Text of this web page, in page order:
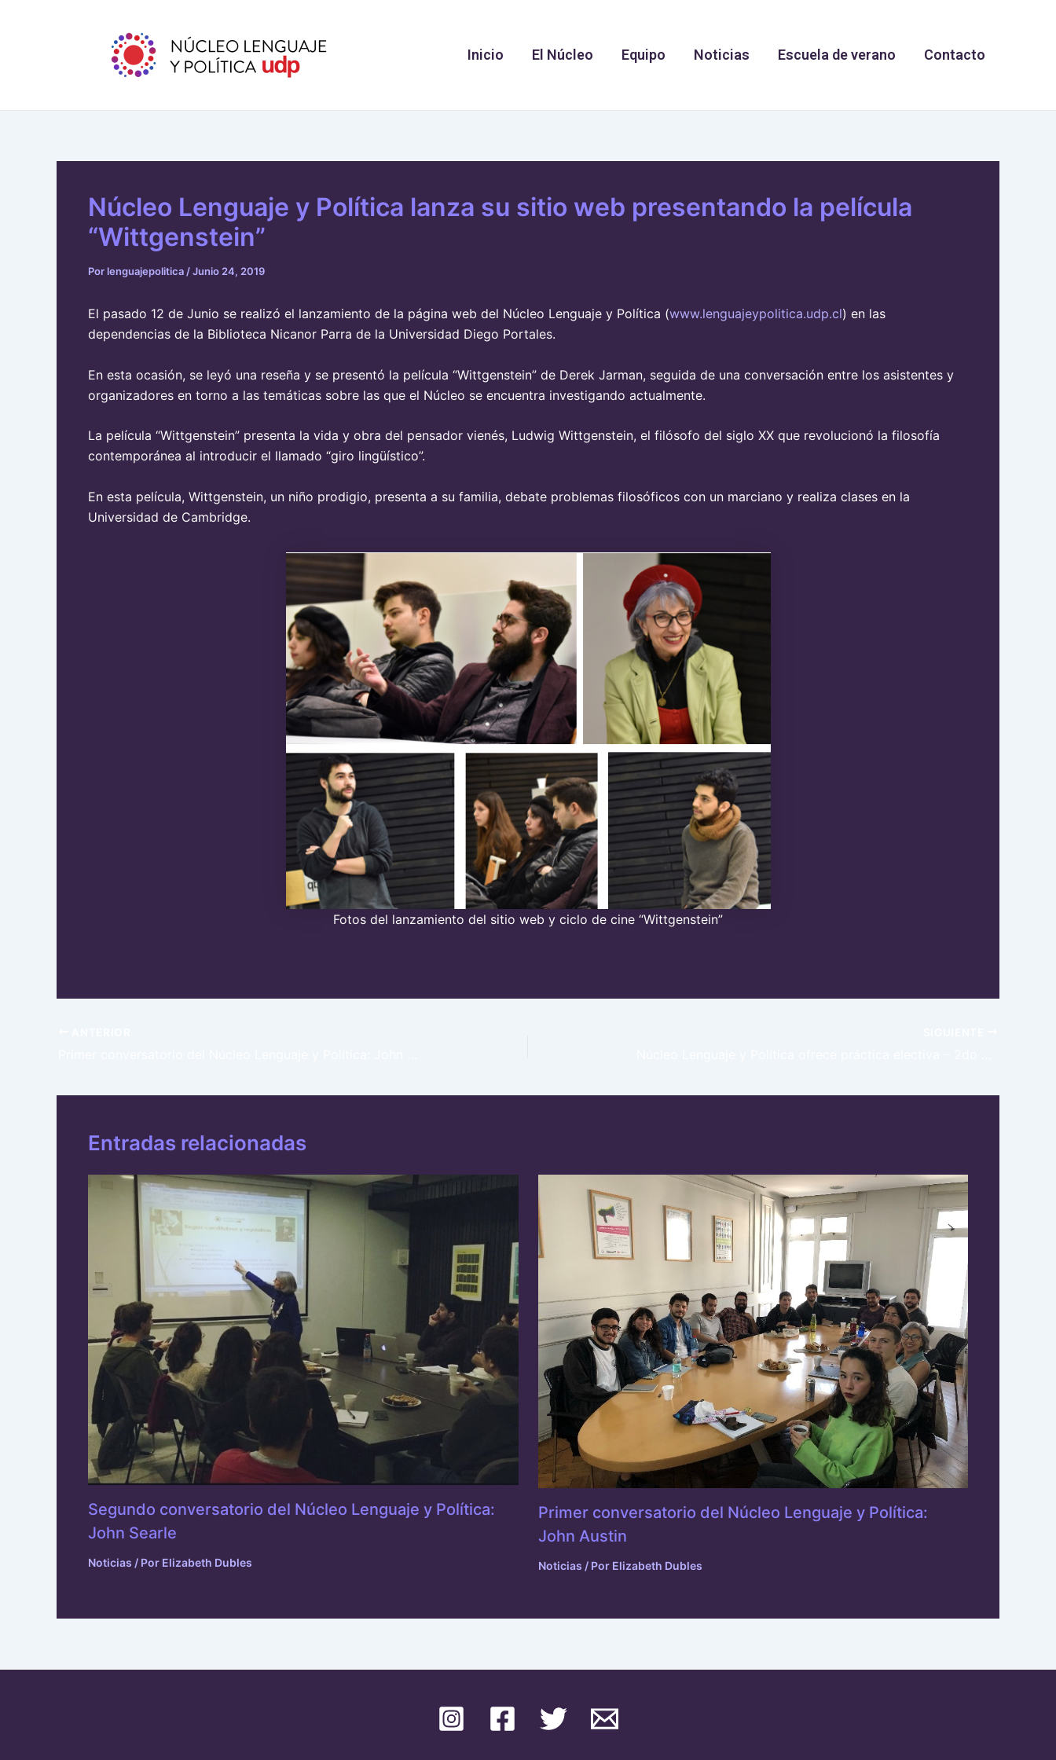
Inicio El Núcleo Equipo Noticias Escuela de verano Contacto
Núcleo Lenguaje y Política lanza su sitio web presentando la película
“Wittgenstein”
Porlenguajepolitica /Junio 24, 2019
El pasado 12 de Junio se realizó el lanzamiento de la página web del Núcleo Lenguaje y Política (www.lenguajeypolitica.udp.cl) en las
dependencias de la Biblioteca Nicanor Parra de la Universidad Diego Portales.
En esta ocasión, se leyó una reseña y se presentó la película “Wittgenstein” de Derek Jarman, seguida de una conversación entre los asistentes y
organizadores en torno a las temáticas sobre las que el Núcleo se encuentra investigando actualmente.
La película “Wittgenstein” presenta la vida y obra del pensador vienés, Ludwig Wittgenstein, el filósofo del siglo XX que revolucionó la filosofía
contemporánea al introducir el llamado “giro lingüístico”.
En esta película, Wittgenstein, un niño prodigio, presenta a su familia, debate problemas filosóficos con un marciano y realiza clases en la
Universidad de Cambridge.
Fotos del lanzamiento del sitio web y ciclo de cine “Wittgenstein”
Entradas relacionadas
Segundo conversatorio del Núcleo Lenguaje y Política:
John Searle
Noticias / Por Elizabeth Dubles
Primer conversatorio del Núcleo Lenguaje y Política:
John Austin
Noticias / Por Elizabeth Dubles